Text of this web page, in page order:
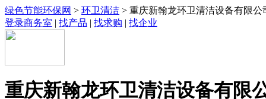
绿色节能环保网 > 环卫清洁 > 重庆新翰龙环卫清洁设备有限公
登录商务室 | 找产品 | 找求购 | 找企业
重庆新翰龙环卫清洁设备有限